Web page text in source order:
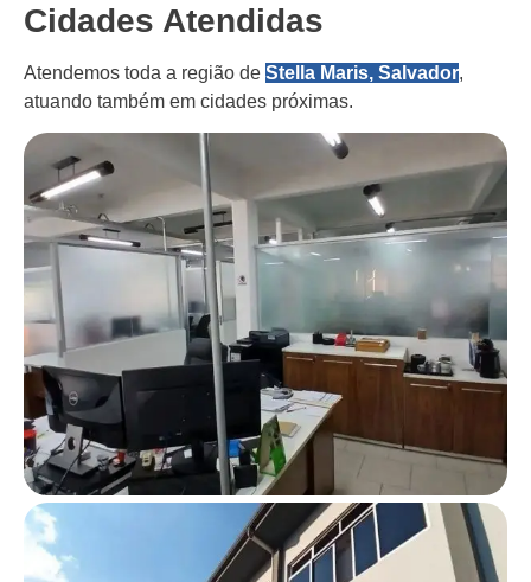
Cidades Atendidas
Atendemos toda a região de Stella Maris, Salvador,
atuando também em cidades próximas.